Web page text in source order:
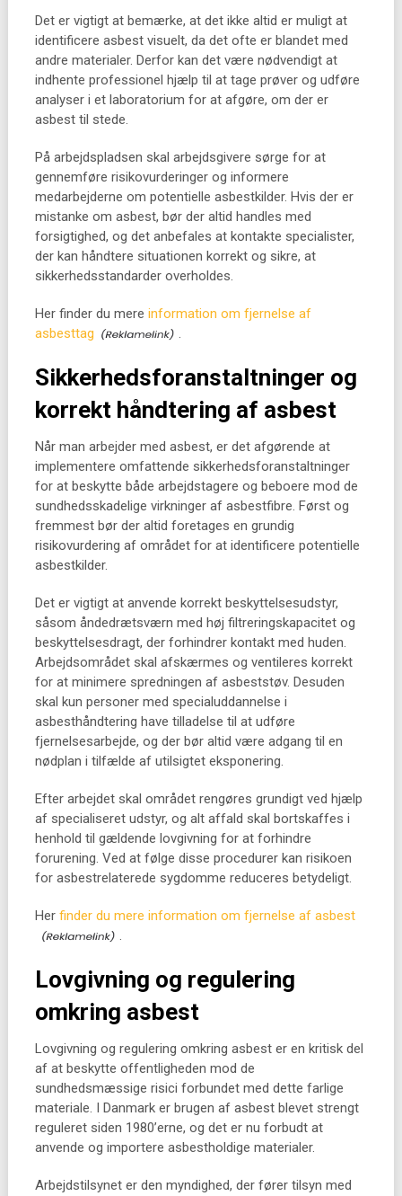
Det er vigtigt at bemærke, at det ikke altid er muligt at
identificere asbest visuelt, da det ofte er blandet med
andre materialer. Derfor kan det være nødvendigt at
indhente professionel hjælp til at tage prøver og udføre
analyser i et laboratorium for at afgøre, om der er
asbest til stede.
På arbejdspladsen skal arbejdsgivere sørge for at
gennemføre risikovurderinger og informere
medarbejderne om potentielle asbestkilder. Hvis der er
mistanke om asbest, bør der altid handles med
forsigtighed, og det anbefales at kontakte specialister,
der kan håndtere situationen korrekt og sikre, at
sikkerhedsstandarder overholdes.
Her finder du mere information om fjernelse af
asbesttag
.
Sikkerhedsforanstaltninger og
korrekt håndtering af asbest
Når man arbejder med asbest, er det afgørende at
implementere omfattende sikkerhedsforanstaltninger
for at beskytte både arbejdstagere og beboere mod de
sundhedsskadelige virkninger af asbestfibre. Først og
fremmest bør der altid foretages en grundig
risikovurdering af området for at identificere potentielle
asbestkilder.
Det er vigtigt at anvende korrekt beskyttelsesudstyr,
såsom åndedrætsværn med høj filtreringskapacitet og
beskyttelsesdragt, der forhindrer kontakt med huden.
Arbejdsområdet skal afskærmes og ventileres korrekt
for at minimere spredningen af asbeststøv. Desuden
skal kun personer med specialuddannelse i
asbesthåndtering have tilladelse til at udføre
fjernelsesarbejde, og der bør altid være adgang til en
nødplan i tilfælde af utilsigtet eksponering.
Efter arbejdet skal området rengøres grundigt ved hjælp
af specialiseret udstyr, og alt affald skal bortskaffes i
henhold til gældende lovgivning for at forhindre
forurening. Ved at følge disse procedurer kan risikoen
for asbestrelaterede sygdomme reduceres betydeligt.
Her finder du mere information om fjernelse af asbest
.
Lovgivning og regulering
omkring asbest
Lovgivning og regulering omkring asbest er en kritisk del
af at beskytte offentligheden mod de
sundhedsmæssige risici forbundet med dette farlige
materiale. I Danmark er brugen af asbest blevet strengt
reguleret siden 1980’erne, og det er nu forbudt at
anvende og importere asbestholdige materialer.
Arbejdstilsynet er den myndighed, der fører tilsyn med